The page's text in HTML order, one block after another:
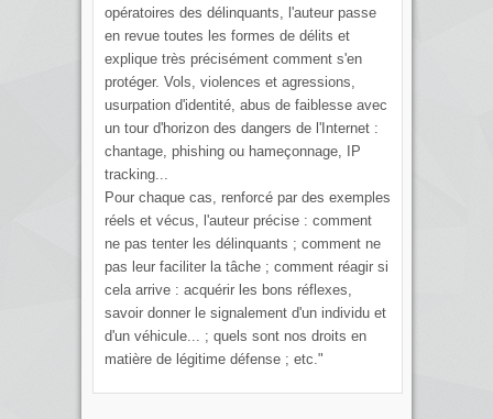
opératoires des délinquants, l'auteur passe
en revue toutes les formes de délits et
explique très précisément comment s'en
protéger. Vols, violences et agressions,
usurpation d'identité, abus de faiblesse avec
un tour d'horizon des dangers de l'Internet :
chantage, phishing ou hameçonnage, IP
tracking...
Pour chaque cas, renforcé par des exemples
réels et vécus, l'auteur précise : comment
ne pas tenter les délinquants ; comment ne
pas leur faciliter la tâche ; comment réagir si
cela arrive : acquérir les bons réflexes,
savoir donner le signalement d'un individu et
d'un véhicule... ; quels sont nos droits en
matière de légitime défense ; etc."